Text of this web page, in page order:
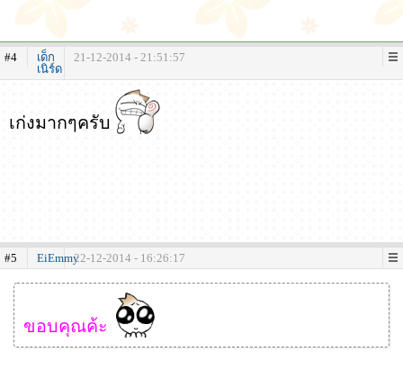
#4
เด็ก
เนิร์ด
21-12-2014 - 21:51:57
เก่งมากๆครับ
#5 EiEmmy22-12-2014 - 16:26:17
ขอบคุณค้ะ